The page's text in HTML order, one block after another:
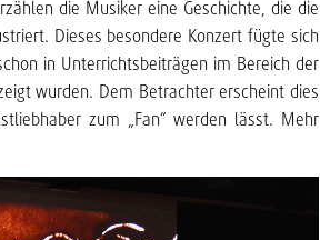
die Musiker eine Geschichte, die die
Dieses besondere Konzert fügte sich
in Unterrichtsbeiträgen im Bereich der
wurden. Dem Betrachter erscheint dies
zum „Fan“ werden lässt. Mehr